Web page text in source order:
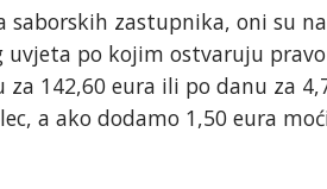
saborskih zastupnika, oni su
uvjeta po kojim ostvaruju
za 142,60 eura ili po danu za
a ako dodamo 1,50 eura